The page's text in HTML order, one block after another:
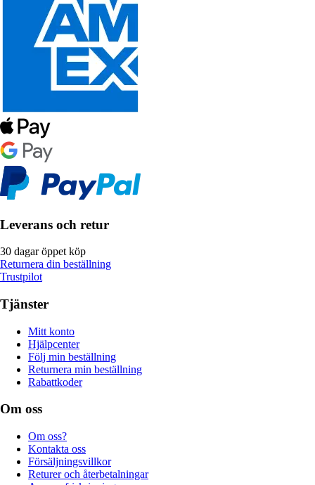
Leverans och retur
30 dagar öppet köp
Returnera din beställning
Trustpilot
Tjänster
Mitt konto
Hjälpcenter
Följ min beställning
Returnera min beställning
Rabattkoder
Om oss
Om oss?
Kontakta oss
Försäljningsvillkor
Returer och återbetalningar